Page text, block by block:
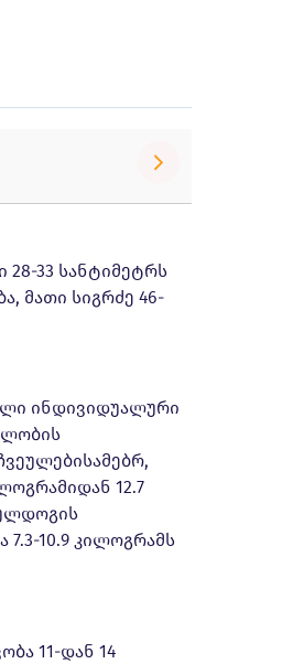
33 სანტიმეტრს
მათი სიგრძე 46-
ინდივიდუალური
12.7
7.3-10.9 კილოგრამს
11-დან 14